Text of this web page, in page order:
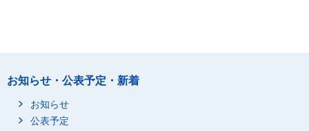
お知らせ・公表予定・新着
お知らせ
公表予定